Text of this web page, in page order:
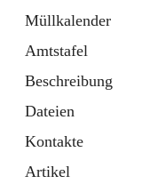
Müllkalender
Amtstafel
Beschreibung
Dateien
Kontakte
Artikel